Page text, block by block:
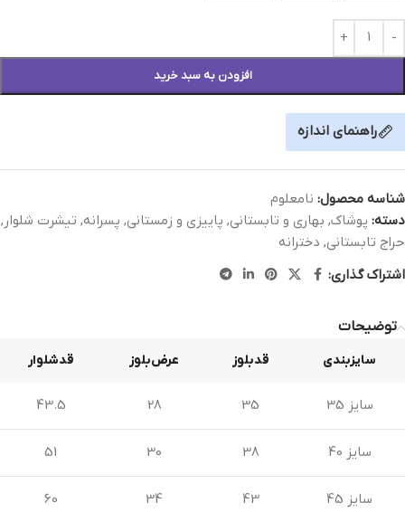
افزودن به سبد خرید
راهنمای اندازه
شناسه محصول: نامعلوم
دسته: پوشاک, بهاری و تابستانی, پاییزی و زمستانی, پسرانه, تیشرت شلوار ,
حراج تابستانی, دخترانه
اشتراک گذاری:
توضیحات
سایزبندی قدبلوز عرض‌بلوز قدشلوار
سایز 35 35
28
43.5
سایز 40 38
30
51
سایز 45 43
34
60